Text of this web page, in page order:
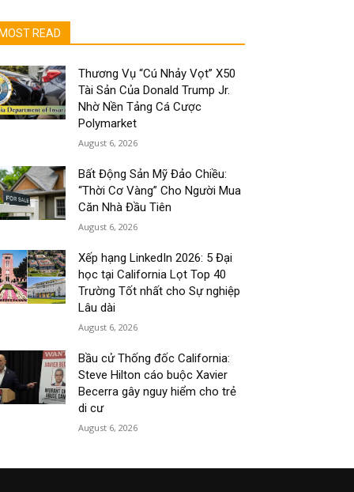
MOST READ
Thương Vụ “Cú Nhảy Vọt” X50
Tài Sản Của Donald Trump Jr.
Nhờ Nền Tảng Cá Cược
Polymarket
August 6, 2026
Bất Động Sản Mỹ Đảo Chiều:
“Thời Cơ Vàng” Cho Người Mua
Căn Nhà Đầu Tiên
August 6, 2026
Xếp hạng LinkedIn 2026: 5 Đại
học tại California Lọt Top 40
Trường Tốt nhất cho Sự nghiệp
Lâu dài
August 6, 2026
Bầu cử Thống đốc California:
Steve Hilton cáo buộc Xavier
Becerra gây nguy hiểm cho trẻ
di cư
August 6, 2026